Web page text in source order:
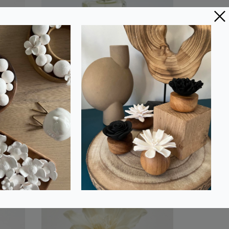
Spray Parfum
d'Ambiance Maison 100
ml - Senteur Fraîcheur
Lin | NATURE DU LIN
39,00 €